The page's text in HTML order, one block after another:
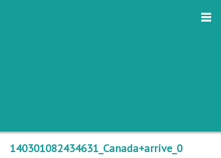
140301082434631_Canada+arrive_0